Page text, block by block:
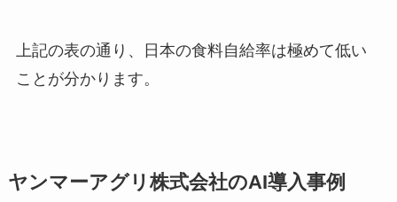
上記の表の通り、日本の食料自給率は極めて低い
ことが分かります。
ヤンマーアグリ株式会社のAI導入事例